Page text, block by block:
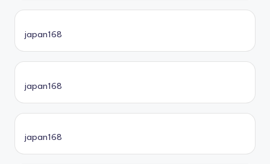
japan168
japan168
japan168